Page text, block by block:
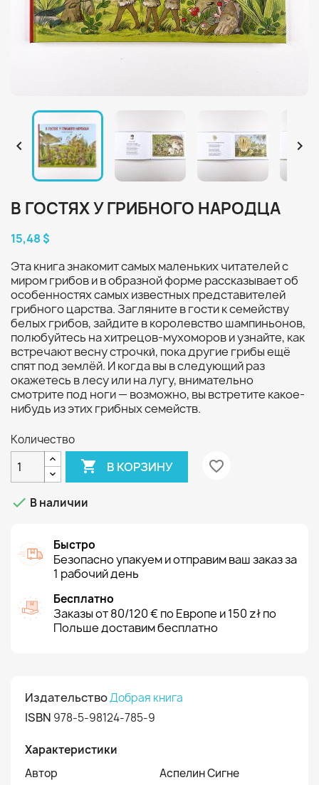
 
В ГОСТЯХ У ГРИБНОГО НАРОДЦА
15,48 $
Эта книга знакомит самых маленьких читателей с
миром грибов и в образной форме рассказывает об
особенностях самых известных представителей
грибного царства. Загляните в гости к семейству
белых грибов, зайдите в королевство шампиньонов,
полюбуйтесь на хитрецов-мухоморов и узнайте, как
встречают весну строчки́, пока другие грибы ещё
спят под землёй. И когда вы в следующий раз
окажетесь в лесу или на лугу, внимательно
смотрите под ноги — возможно, вы встретите какое-
нибудь из этих грибных семейств.
Количество
 В КОРЗИНУ favorite_border
 В наличии
Быстро
Безопасно упакуем и отправим ваш заказ за
1 рабочий день
Бесплатно
Заказы от 80/120 € по Европе и 150 zł по
Польше доставим бесплатно
ИздательствоДобрая книга
ISBN 978-5-98124-785-9
Характеристики
Автор
Аспелин Сигне